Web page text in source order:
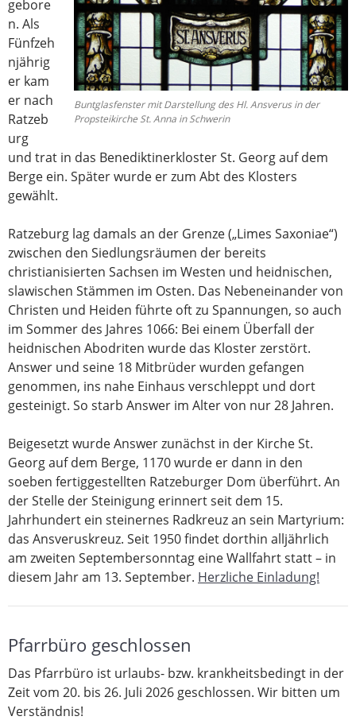
Buntglasfenster mit Darstellung des Hl. Ansverus in der
Propsteikirche St. Anna in Schwerin
gebore
n. Als
Fünfzeh
njährig
er kam
er nach
Ratzeb
urg
und trat in das Benediktinerkloster St. Georg auf dem
Berge ein. Später wurde er zum Abt des Klosters
gewählt.
Ratzeburg lag damals an der Grenze („Limes Saxoniae“)
zwischen den Siedlungsräumen der bereits
christianisierten Sachsen im Westen und heidnischen,
slawischen Stämmen im Osten. Das Nebeneinander von
Christen und Heiden führte oft zu Spannungen, so auch
im Sommer des Jahres 1066: Bei einem Überfall der
heidnischen Abodriten wurde das Kloster zerstört.
Answer und seine 18 Mitbrüder wurden gefangen
genommen, ins nahe Einhaus verschleppt und dort
gesteinigt. So starb Answer im Alter von nur 28 Jahren.
Beigesetzt wurde Answer zunächst in der Kirche St.
Georg auf dem Berge, 1170 wurde er dann in den
soeben fertiggestellten Ratzeburger Dom überführt. An
der Stelle der Steinigung erinnert seit dem 15.
Jahrhundert ein steinernes Radkreuz an sein Martyrium:
das Ansveruskreuz. Seit 1950 findet dorthin alljährlich
am zweiten Septembersonntag eine Wallfahrt statt – in
diesem Jahr am 13. September. Herzliche Einladung!
Pfarrbüro geschlossen
Das Pfarrbüro ist urlaubs- bzw. krankheitsbedingt in der
Zeit vom 20. bis 26. Juli 2026 geschlossen. Wir bitten um
Verständnis!